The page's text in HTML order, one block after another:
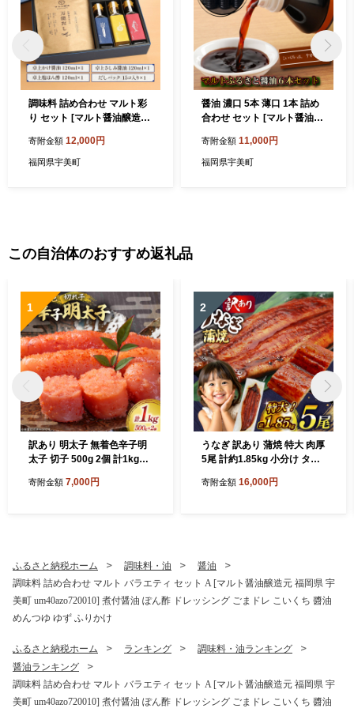
調味料 詰め合わせ マルト彩
り セット [マルト醤油醸造元
003] 煮付醤油 醤油 しょうゆ
かけ醤油 さしみ醤油 塩ぽん
寄附金額 12,000円
福岡県宇美町
醤油 濃口 5本 薄口 1本 詰め
合わせ セット [マルト醤油醸
720001] しょうゆ こいくち
うすくち 淡口
寄附金額 11,000円
福岡県宇美町
この自治体のおすすめ返礼品
1
訳あり 明太子 無着色辛子明
太子 切子 500g 2個 計1kg
40beg040001] 辛子明太子
寄附金額 7,000円
2
うなぎ 訳あり 蒲焼 特大 肉厚
5尾 計約1.85kg 小分け タレ
美町 um40bak830010] 不揃
寄附金額 16,000円
ふるさと納税ホーム 調味料・油
醤油
調味料 詰め合わせ マルト バラエティ セット A [マルト醤油醸造元 福岡県 宇
美町 um40azo720010] 煮付醤油 ぽん酢 ドレッシング ごまドレ こいくち 醬油
めんつゆ ゆず ふりかけ
ふるさと納税ホーム ランキング
調味料・油ランキング
醤油ランキング
調味料 詰め合わせ マルト バラエティ セット A [マルト醤油醸造元 福岡県 宇
美町 um40azo720010] 煮付醤油 ぽん酢 ドレッシング ごまドレ こいくち 醬油